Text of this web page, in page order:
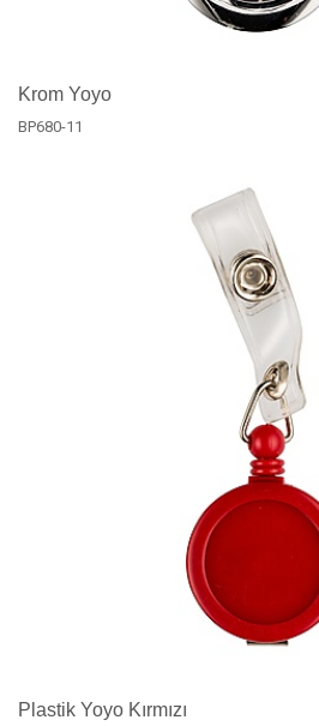
Krom Yoyo
BP680-11
Plastik Yoyo Kırmızı